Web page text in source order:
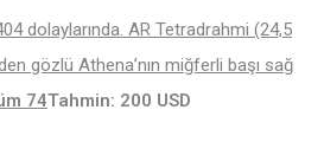
dolaylarında. AR Tetradrahmi (24,5
gözlü Athena’nın miğferli başı sağ
74Tahmin: 200 USD